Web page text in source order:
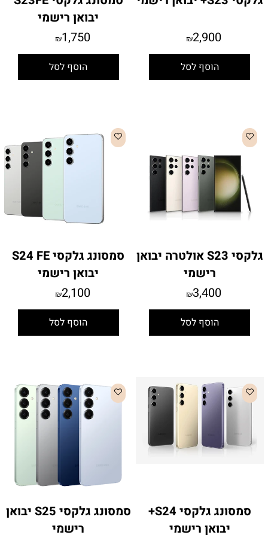
₪2,900
הוסף לסל
יבואן רישמי
₪1,750
הוסף לסל
גלקסי S23 אולטרה יבואן
רישמי
₪3,400
הוסף לסל
סמסונג גלקסי S24 FE
יבואן רישמי
₪2,100
הוסף לסל
סמסונג גלקסי S24+
יבואן רישמי
סמסונג גלקסי S25 יבואן
רישמי